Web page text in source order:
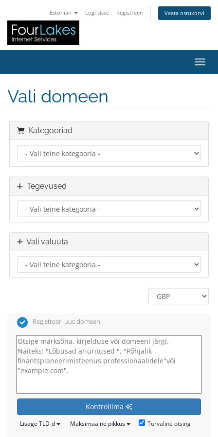
Estonian Logi sisse Registreeri Vaata ostukorvi
Vali domeen
Kategooriad
Tegevused
Vali valuuta
Registreeri uus domeen
Kontrollima
Lisage TLD-d Maksimaalne pikkus Turvaline otsing